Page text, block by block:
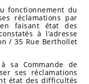
fonctionnement du
réclamations par
faisant état des
à l’adresse
/ 35 Rue Berthollet
sa Commande de
ses réclamations
état des difficultés